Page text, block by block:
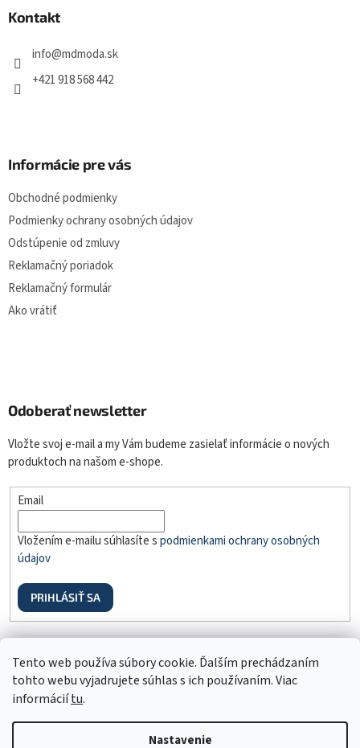
Tento web používa súbory cookie. Ďalším prechádzaním
tohto webu vyjadrujete súhlas s ich používaním. Viac
informáciítu.
Nastavenie
u
Kontakt
info@mdmoda.sk
+421 918 568 442
Informácie pre vás
Obchodné podmienky
Podmienky ochrany osobných údajov
Odstúpenie od zmluvy
Reklamačný poriadok
Reklamačný formulár
Ako vrátiť
Odoberať newsletter
Vložte svoj e-mail a my Vám budeme zasielať informácie o nových
produktoch na našom e-shope.
Email
Vložením e-mailu súhlasíte spodmienkami ochrany osobných
údajov
PRIHLÁSIŤ SA
Odstúpenie od zmluvy
Vytvoril Shoptet